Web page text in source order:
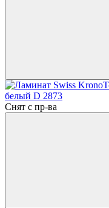
Снят с пр-ва